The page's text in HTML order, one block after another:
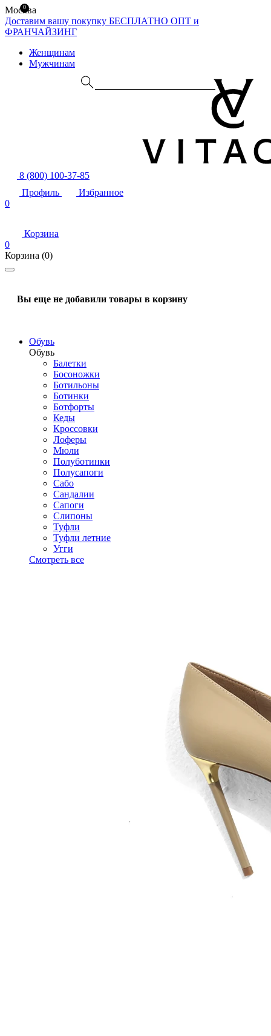
Москва
Доставим вашу покупку БЕСПЛАТНО ОПТ и
ФРАНЧАЙЗИНГ
Женщинам
Мужчинам
8 (800) 100-37-85
Профиль
Избранное
0
Корзина
0
Корзина (0)
Вы еще не добавили товары в корзину
Обувь
Обувь
Балетки
Босоножки
Ботильоны
Ботинки
Ботфорты
Кеды
Кроссовки
Лоферы
Мюли
Полуботинки
Полусапоги
Сабо
Сандалии
Сапоги
Слипоны
Туфли
Туфли летние
Угги
Смотреть все
0